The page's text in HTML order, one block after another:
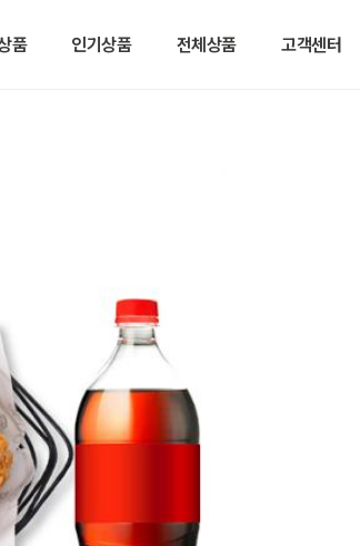
품 인기상품 전체상품 고객센터